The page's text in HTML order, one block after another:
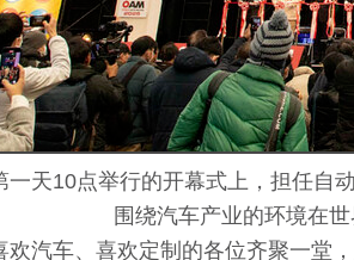
一天10点举行的开幕式上，担任自
围绕汽车产业的环境在
欢汽车、喜欢定制的各位齐聚一堂